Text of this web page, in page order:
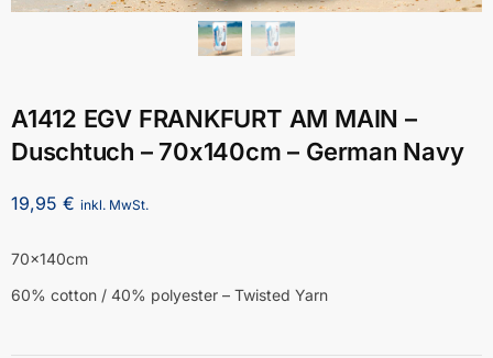
A1412 EGV FRANKFURT AM MAIN –
Duschtuch – 70x140cm – German Navy
19,95 € inkl. MwSt.
70x140cm
60% cotton / 40% polyester – Twisted Yarn